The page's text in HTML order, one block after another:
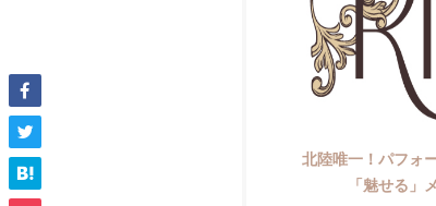
北陸唯一！パフォ
「魅せる」